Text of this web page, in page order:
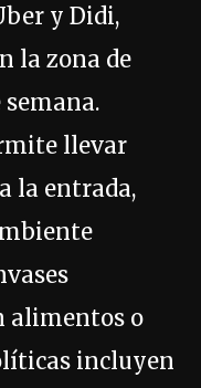
y Didi,
la zona de
llevar
la entrada,
alimentos o
incluyen